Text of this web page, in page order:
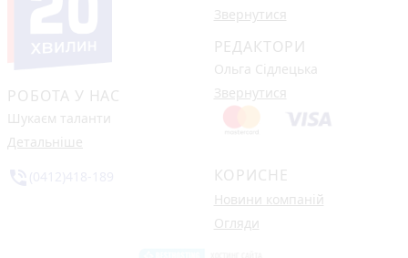
РОБОТА У НАС
Шукаєм таланти
Детальніше
Звернутися
РЕДАКТОРИ
Ольга Сідлецька
Звернутися
КОРИСНЕ
Новини компаній
Огляди